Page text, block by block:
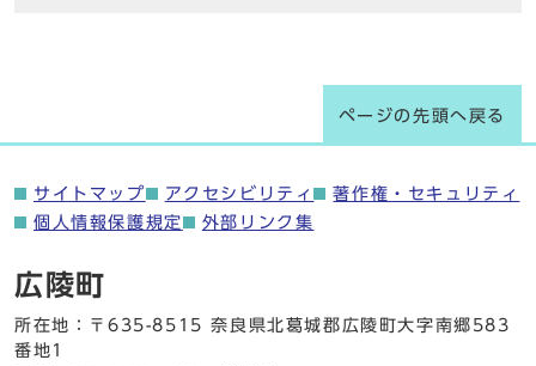
ページの先頭へ戻る
サイトマップ アクセシビリティ
著作権・セキュリティ
個人情報保護規定
外部リンク集
広陵町
所在地：〒635-8515 奈良県北葛城郡広陵町大字南郷583
番地1